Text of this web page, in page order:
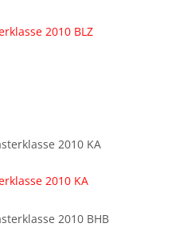
2010 BLZ
2010 KA